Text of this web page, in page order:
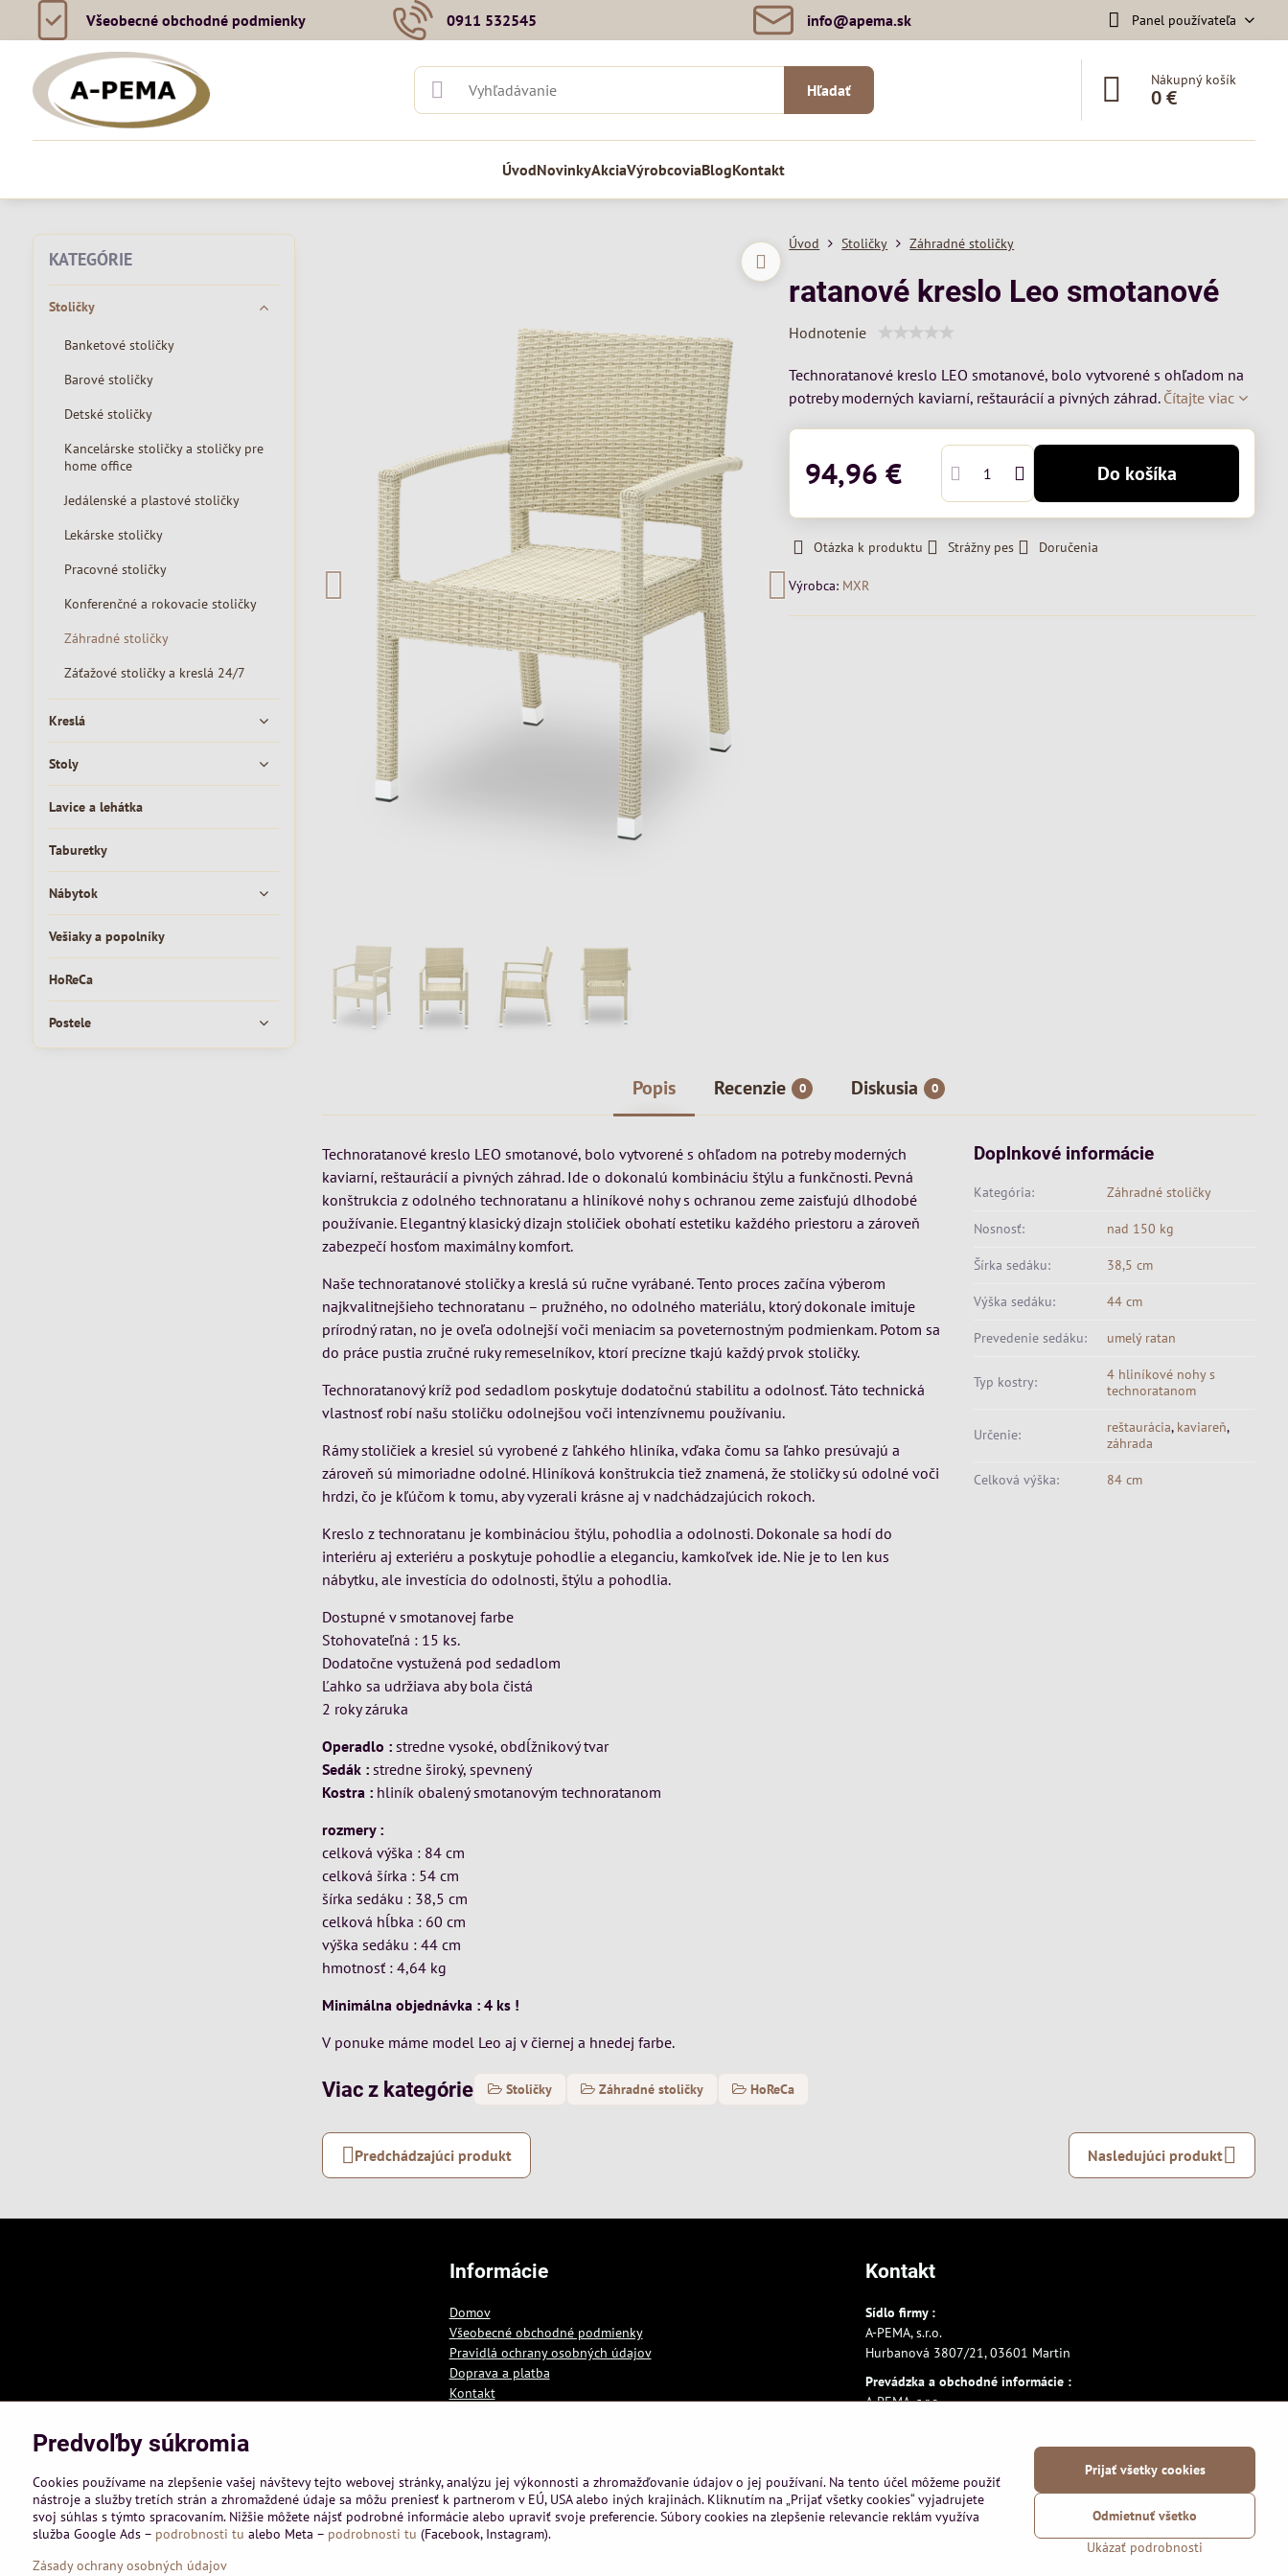
Všeobecné obchodné podmienky 0911 532545 info​@apema​.sk Panel používateľa
Hľadať
Nákupný košík
0 €
ÚvodNovinkyAkciaVýrobcoviaBlogKontakt
Úvod Stoličky Záhradné stoličky
ratanové kreslo Leo smotanové
Hodnotenie
Technoratanové kreslo LEO smotanové, bolo vytvorené s ohľadom na
potreby moderných kaviarní, reštaurácií a pivných záhrad. Čítajte viac
94,96 € Do košíka
Otázka k produktu Strážny pes Doručenia
Výrobca: MXR
Popis Recenzie 0 Diskusia 0
Technoratanové kreslo LEO smotanové, bolo vytvorené s ohľadom na potreby moderných
kaviarní, reštaurácií a pivných záhrad. Ide o dokonalú kombináciu štýlu a funkčnosti. Pevná
konštrukcia z odolného technoratanu a hliníkové nohy s ochranou zeme zaisťujú dlhodobé
používanie. Elegantný klasický dizajn stoličiek obohatí estetiku každého priestoru a zároveň
zabezpečí hosťom maximálny komfort.
Naše technoratanové stoličky a kreslá sú ručne vyrábané. Tento proces začína výberom
najkvalitnejšieho technoratanu – pružného, ​​no odolného materiálu, ktorý dokonale imituje
prírodný ratan, no je oveľa odolnejší voči meniacim sa poveternostným podmienkam. Potom sa
do práce pustia zručné ruky remeselníkov, ktorí precízne tkajú každý prvok stoličky.
Technoratanový kríž pod sedadlom poskytuje dodatočnú stabilitu a odolnosť. Táto technická
vlastnosť robí našu stoličku odolnejšou voči intenzívnemu používaniu.
Rámy stoličiek a kresiel sú vyrobené z ľahkého hliníka, vďaka čomu sa ľahko presúvajú a
zároveň sú mimoriadne odolné. Hliníková konštrukcia tiež znamená, že stoličky sú odolné voči
hrdzi, čo je kľúčom k tomu, aby vyzerali krásne aj v nadchádzajúcich rokoch.
Kreslo z technoratanu je kombináciou štýlu, pohodlia a odolnosti. Dokonale sa hodí do
interiéru aj exteriéru a poskytuje pohodlie a eleganciu, kamkoľvek ide. Nie je to len kus
nábytku, ale investícia do odolnosti, štýlu a pohodlia.
Dostupné v smotanovej farbe
Stohovateľná : 15 ks.
Dodatočne vystužená pod sedadlom
Ľahko sa udržiava aby bola čistá
2 roky záruka
Operadlo : stredne vysoké, obdĺžnikový tvar
Sedák : stredne široký, spevnený
Kostra : hliník obalený smotanovým technoratanom
rozmery :
celková výška : 84 cm
celková šírka : 54 cm
šírka sedáku : 38,5 cm
celková hĺbka : 60 cm
výška sedáku : 44 cm
hmotnosť : 4,64 kg
Minimálna objednávka : 4 ks !
V ponuke máme model Leo aj v čiernej a hnedej farbe.
Viac z kategórie Stoličky Záhradné stoličky HoReCa
Doplnkové informácie
Kategória: Záhradné stoličky
Nosnosť: nad 150 kg
Šírka sedáku: 38,5 cm
Výška sedáku: 44 cm
Prevedenie sedáku: umelý ratan
Typ kostry:
4 hliníkové nohy s
technoratanom
Určenie: reštaurácia, kaviareň,
záhrada
Celková výška: 84 cm
Predchádzajúci produkt Nasledujúci produkt
KATEGÓRIE
Stoličky
Banketové stoličky
Barové stoličky
Detské stoličky
Kancelárske stoličky a stoličky pre
home office
Jedálenské a plastové stoličky
Lekárske stoličky
Pracovné stoličky
Konferenčné a rokovacie stoličky
Záhradné stoličky
Záťažové stoličky a kreslá 24/7
Kreslá
Stoly
Lavice a lehátka
Taburetky
Nábytok
Vešiaky a popolníky
HoReCa
Postele
Informácie
Domov
Všeobecné obchodné podmienky
Pravidlá ochrany osobných údajov
Doprava a platba
Kontakt
Kontakt
Sídlo firmy :
A-PEMA, s.r.o.
Hurbanová 3807/21, 03601 Martin
Prevádzka a obchodné informácie :
A-PEMA, s.r.o.
+421 903 807209
Predvoľby súkromia
Cookies používame na zlepšenie vašej návštevy tejto webovej stránky, analýzu jej výkonnosti a zhromažďovanie údajov o jej používaní. Na tento účel môžeme použiť
nástroje a služby tretích strán a zhromaždené údaje sa môžu preniesť k partnerom v EÚ, USA alebo iných krajinách. Kliknutím na „Prijať všetky cookies“ vyjadrujete
svoj súhlas s týmto spracovaním. Nižšie môžete nájsť podrobné informácie alebo upraviť svoje preferencie. Súbory cookies na zlepšenie relevancie reklám využíva
služba Google Ads – podrobnosti tu alebo Meta – podrobnosti tu (Facebook, Instagram).
Zásady ochrany osobných údajov
Ukázať podrobnosti
Prijať všetky cookies
Odmietnuť všetko